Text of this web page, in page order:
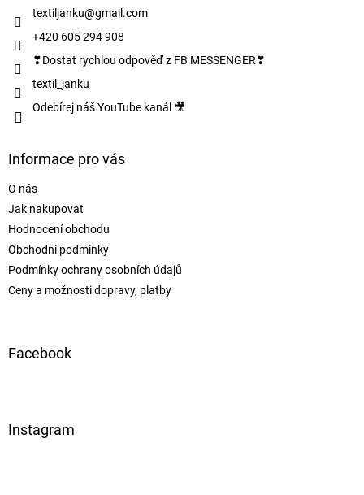
textiljanku@gmail.com
+420 605 294 908
❣Dostat rychlou odpověď z FB MESSENGER❣
textil_janku
Odebírej náš YouTube kanál 🎥
Informace pro vás
O nás
Jak nakupovat
Hodnocení obchodu
Obchodní podmínky
Podmínky ochrany osobních údajů
Ceny a možnosti dopravy, platby
Facebook
Instagram